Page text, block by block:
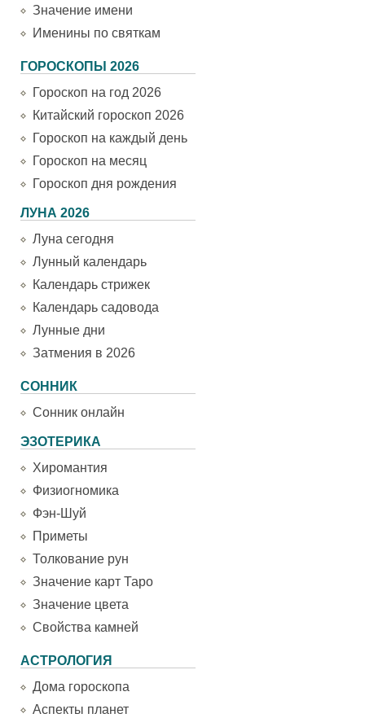
Значение имени
Именины по святкам
ГОРОСКОПЫ 2026
Гороскоп на год 2026
Китайский гороскоп 2026
Гороскоп на каждый день
Гороскоп на месяц
Гороскоп дня рождения
ЛУНА 2026
Луна сегодня
Лунный календарь
Календарь стрижек
Календарь садовода
Лунные дни
Затмения в 2026
СОННИК
Сонник онлайн
ЭЗОТЕРИКА
Хиромантия
Физиогномика
Фэн-Шуй
Приметы
Толкование рун
Значение карт Таро
Значение цвета
Свойства камней
АСТРОЛОГИЯ
Дома гороскопа
Аспекты планет